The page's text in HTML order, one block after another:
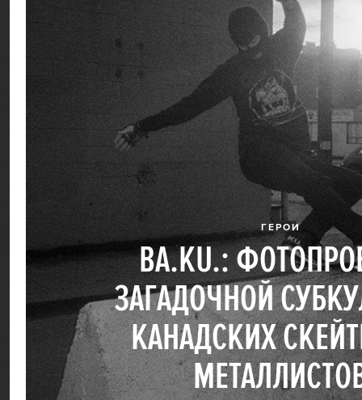
ГЕРОИ
BA.KU.:
ЗАГАДОЧНОЙ
КАНАДСКИХ